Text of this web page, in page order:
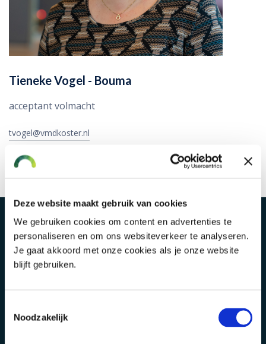
Deze website maakt gebruik van cookies
We gebruiken cookies om content en advertenties te
personaliseren en om ons websiteverkeer te analyseren.
Je gaat akkoord met onze cookies als je onze website
blijft gebruiken.
Noodzakelijk
Tieneke Vogel - Bouma
acceptant volmacht
tvogel@vmdkoster.nl
088 044 5208
Alphen aan den Rijn